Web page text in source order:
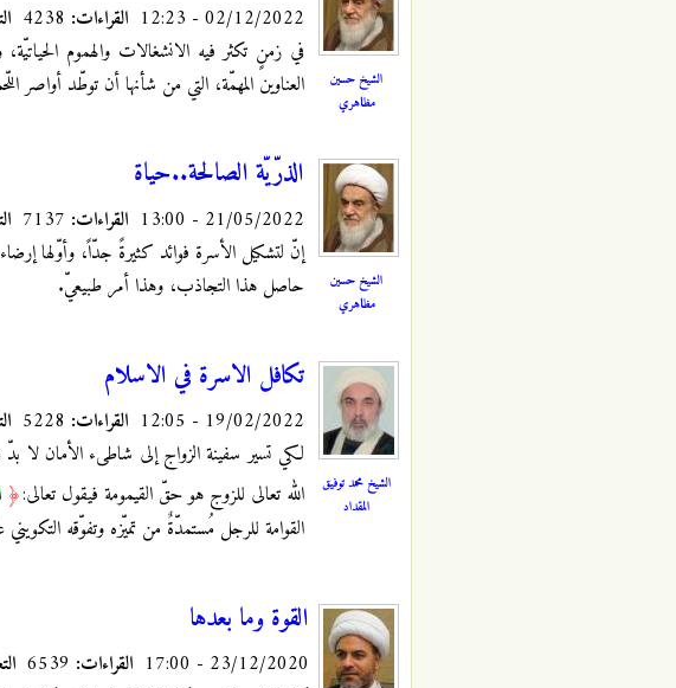
الشيخ حسين
مظاهري
02/12/2022 - 12:23 القراءات:
في زمنٍ تكثر فيه الانشغالات والهموم
العناوين المهمّة، التي من شأنها أن توطّد أواصر
الشيخ حسين
مظاهري
الذرّيّة الصالحة..حياة
21/05/2022 - 13:00 القراءات:
إنّ لتشكيل الأسرة فوائد كثيرةً جدّاً، وأوّلها
حاصل هذا التجاذب، وهذا أمر طبيعيّ.
الشيخ محمد توفيق
المقداد
تكافل الاسرة في الاسلام
19/02/2022 - 12:05 القراءات:
لكي تسير سفينة الزواج إلى شاطىء الأمان لا
الله تعالى للزوج هو حقّ القيمومة فيقول تعالى:﴿
القوامة للرجل مُستمدّةٌ من تميّزه وتفوّقه
القوة وما بعدها
23/12/2020 - 17:00 القراءات: